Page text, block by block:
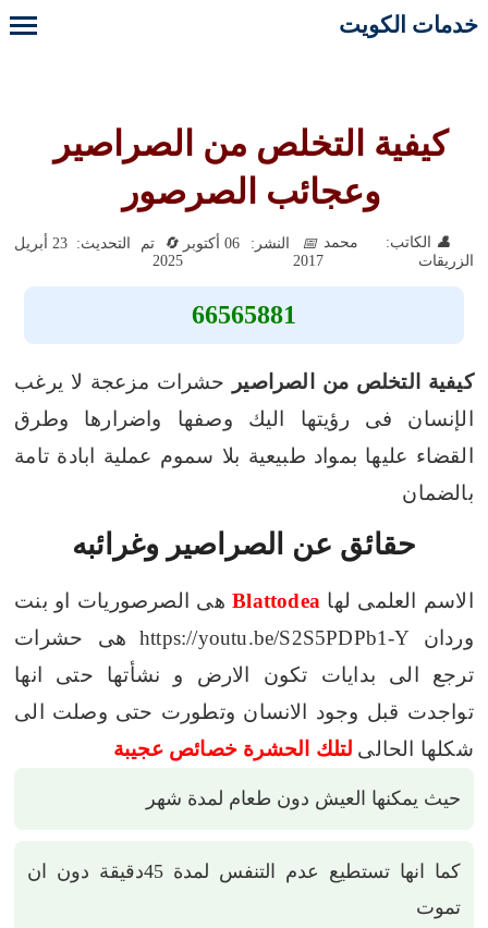
خدمات الكويت
كيفية التخلص من الصراصير
وعجائب الصرصور
الكاتب: محمد
الزريقات
النشر: 06 أكتوبر
2017
تم التحديث: 23 أبريل
2025
66565881
كيفية التخلص من الصراصير
حشرات مزعجة لا يرغب
الإنسان فى رؤيتها اليك وصفها واضرارها وطرق
القضاء عليها بمواد طبيعية بلا سموم عملية ابادة تامة
بالضمان
حقائق عن الصراصير وغرائبه
الاسم العلمى لها Blattodeaهى الصرصوريات او بنت
وردان
https://youtu.be/S2S5PDPb1-Y
هى حشرات
ترجع الى بدايات تكون الارض و نشأتها حتى انها
تواجدت قبل وجود الانسان وتطورت حتى وصلت الى
شكلها الحالى لتلك الحشرة خصائص عجيبة
حيث يمكنها العيش دون طعام لمدة شهر
كما انها تستطيع عدم التنفس لمدة 45دقيقة دون ان
تموت